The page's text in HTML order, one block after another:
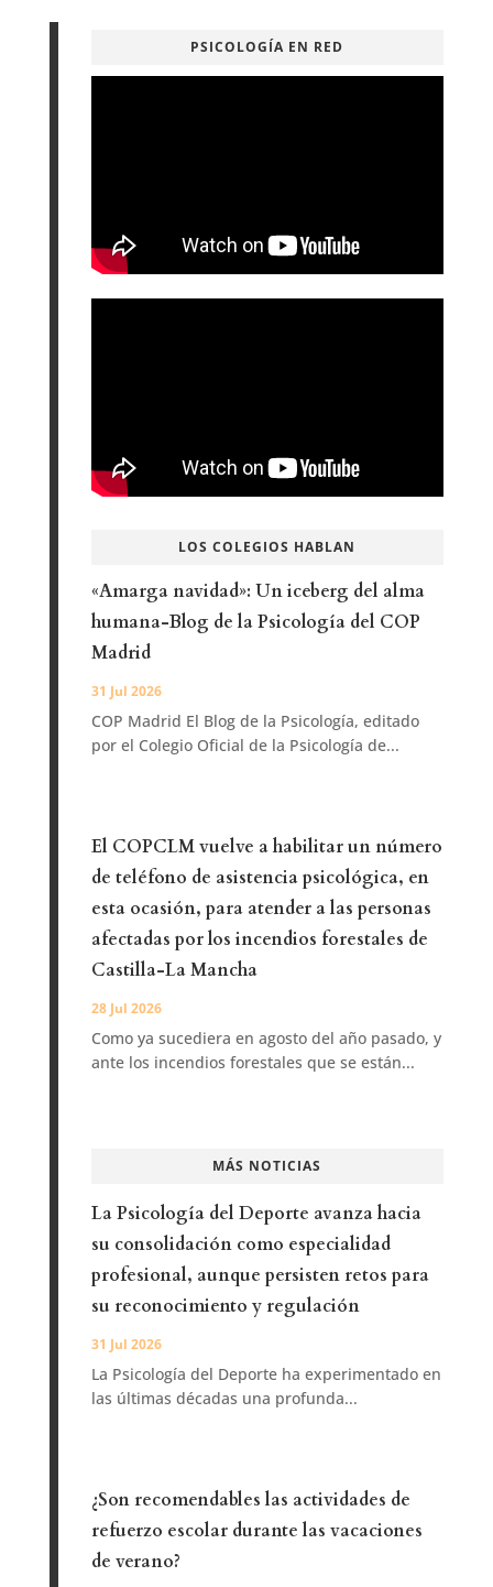
PSICOLOGÍA EN RED
LOS COLEGIOS HABLAN
«Amarga navidad»: Un iceberg del alma
humana-Blog de la Psicología del COP
Madrid
31 Jul 2026
COP Madrid El Blog de la Psicología, editado
por el Colegio Oficial de la Psicología de...
El COPCLM vuelve a habilitar un número
de teléfono de asistencia psicológica, en
esta ocasión, para atender a las personas
afectadas por los incendios forestales de
Castilla-La Mancha
28 Jul 2026
Como ya sucediera en agosto del año pasado, y
ante los incendios forestales que se están...
MÁS NOTICIAS
La Psicología del Deporte avanza hacia
su consolidación como especialidad
profesional, aunque persisten retos para
su reconocimiento y regulación
31 Jul 2026
La Psicología del Deporte ha experimentado en
las últimas décadas una profunda...
¿Son recomendables las actividades de
refuerzo escolar durante las vacaciones
de verano?